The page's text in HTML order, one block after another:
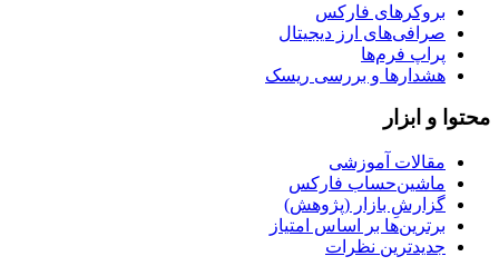
بروکرهای فارکس
صرافی‌های ارز دیجیتال
پراپ فرم‌ها
هشدارها و بررسی ریسک
محتوا و ابزار
مقالات آموزشی
ماشین‌حساب فارکس
گزارشِ بازار (پژوهش)
برترین‌ها بر اساس امتیاز
جدیدترین نظرات